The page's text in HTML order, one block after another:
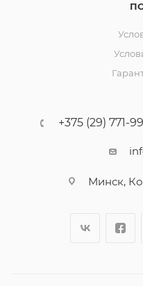
+375 (29) 771-
Минск,